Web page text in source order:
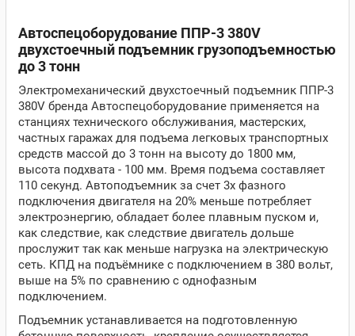
Автоспецоборудование ППР-3 380V
двухстоечный подъемник грузоподъемностью
до 3 тонн
Электромеханический двухстоечный подъемник ППР-3
380V бренда Автоспецоборудование применяется на
станциях технического обслуживания, мастерских,
частных гаражах для подъема легковых транспортных
средств массой до 3 тонн на высоту до 1800 мм,
высота подхвата - 100 мм. Время подъема составляет
110 секунд. Автоподъемник за счет 3х фазного
подключения двигателя на 20% меньше потребляет
электроэнергию, обладает более плавным пуском и,
как следствие, как следствие двигатель дольше
прослужит так как меньше нагрузка на электрическую
сеть. КПД на подъёмнике с подключением в 380 вольт,
выше на 5% по сравнению с однофазным
подключением.
Подъемник устанавливается на подготовленную